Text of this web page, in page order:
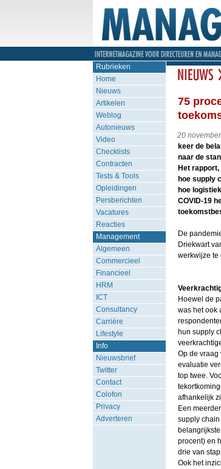
Rubrieken
Home
Nieuws
Artikelen
Weblog
Autonieuws
Video
Checklists
Contracten
Tests & Tools
Opleidingen
Persberichten
Vacatures
Reacties
Management
Algemeen
Commercieel
Financieel
HRM
ICT
Consultancy
Carrière
Lifestyle
Info
Nieuwsbrief
Twitter
Contact
Colofon
Privacy
Adverteren
75
20
keer de
naar de
Het rapport,
hoe supply
hoe
COVID-19
De
Driekwart
werkwijze te
Hoewel de
was het ook
hun supply
Op de vraag
evaluatie
top twee.
afhankelijk
Een
supply
procent) en
drie van
Ook het